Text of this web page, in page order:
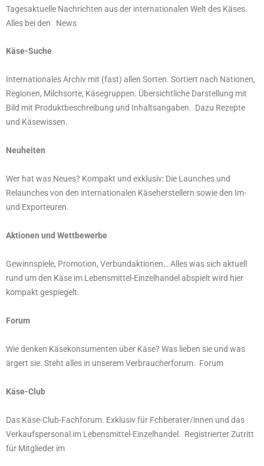
Tagesaktuelle Nachrichten aus der internationalen Welt des Käses.
Alles bei den News
Käse-Suche
Internationales Archiv mit (fast) allen Sorten. Sortiert nach Nationen,
Regionen, Milchsorte, Käsegruppen. Übersichtliche Darstellung mit
Bild mit Produktbeschreibung und Inhaltsangaben. Dazu Rezepte
und Käsewissen.
Neuheiten
Wer hat was Neues? Kompakt und exklusiv: Die Launches und
Relaunches von den internationalen Käseherstellern sowie den Im-
und Exporteuren.
Aktionen und Wettbewerbe
Gewinnspiele, Promotion, Verbundaktionen… Alles was sich aktuell
rund um den Käse im Lebensmittel-Einzelhandel abspielt wird hier
kompakt gespiegelt.
Forum
Wie denken Käsekonsumenten über Käse? Was lieben sie und was
ärgert sie. Steht alles in unserem Verbraucherforum. Forum
Käse-Club
Das Käse-Club-Fachforum. Exklusiv für Fchberater/innen und das
Verkaufspersonal im Lebensmittel-Einzelhandel. Registrierter Zutritt
für Mitglieder im